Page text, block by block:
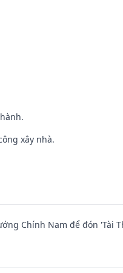
xây nhà.
Chính Nam để đón 'Tài